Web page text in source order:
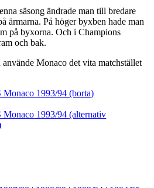
säsong ändrade man till bredare
ärmarna. På höger byxben hade man
på byxorna. Och i Champions
och bak.
Monaco det vita matchstället